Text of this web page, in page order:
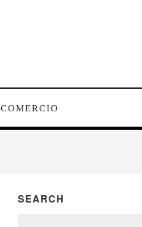
COMERCIO
SEARCH